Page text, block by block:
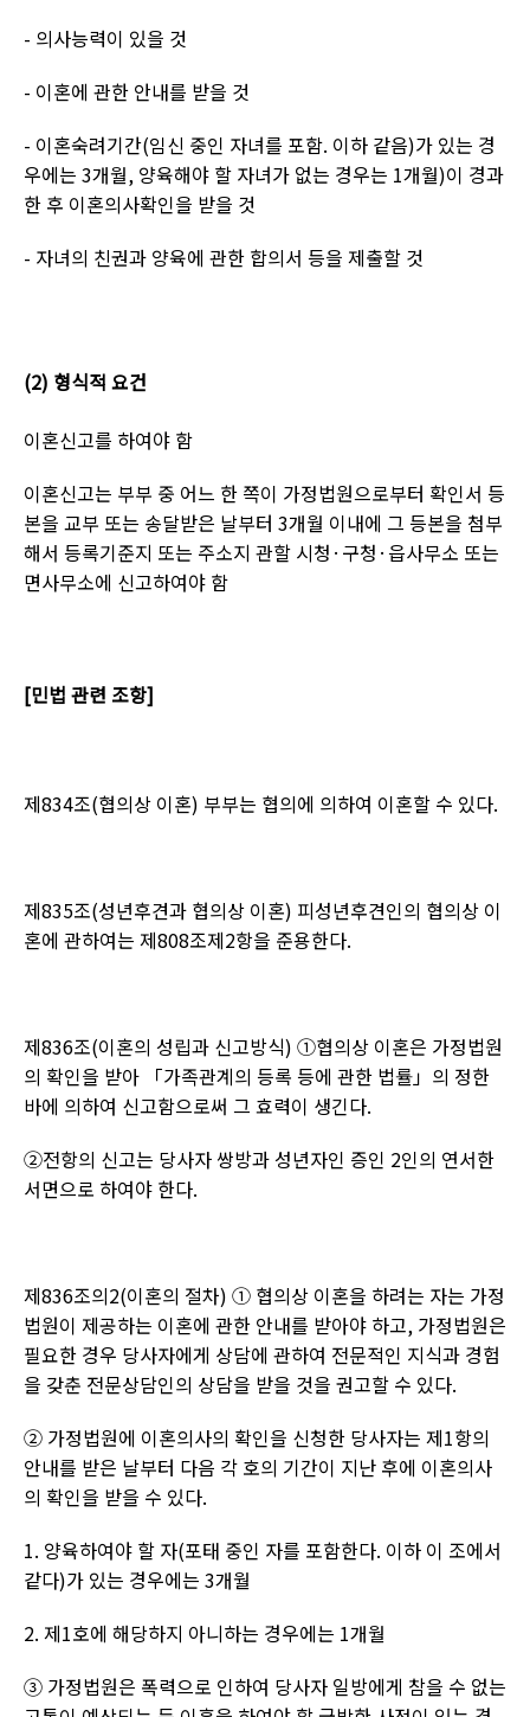
- 의사능력이 있을 것
- 이혼에 관한 안내를 받을 것
- 이혼숙려기간(임신 중인 자녀를 포함. 이하 같음)가 있는 경
우에는 3개월, 양육해야 할 자녀가 없는 경우는 1개월)이 경과
한 후 이혼의사확인을 받을 것
- 자녀의 친권과 양육에 관한 합의서 등을 제출할 것
(2) 형식적 요건
이혼신고를 하여야 함
이혼신고는 부부 중 어느 한 쪽이 가정법원으로부터 확인서 등
본을 교부 또는 송달받은 날부터 3개월 이내에 그 등본을 첨부
해서 등록기준지 또는 주소지 관할 시청 · 구청 · 읍사무소 또는
면사무소에 신고하여야 함
[민법 관련 조항]
제834조(협의상 이혼) 부부는 협의에 의하여 이혼할 수 있다.
제835조(성년후견과 협의상 이혼) 피성년후견인의 협의상 이
혼에 관하여는 제808조제2항을 준용한다.
제836조(이혼의 성립과 신고방식) ①협의상 이혼은 가정법원
의 확인을 받아 「가족관계의 등록 등에 관한 법률」의 정한
바에 의하여 신고함으로써 그 효력이 생긴다.
②전항의 신고는 당사자 쌍방과 성년자인 증인 2인의 연서한
서면으로 하여야 한다.
제836조의2(이혼의 절차) ① 협의상 이혼을 하려는 자는 가정
법원이 제공하는 이혼에 관한 안내를 받아야 하고, 가정법원은
필요한 경우 당사자에게 상담에 관하여 전문적인 지식과 경험
을 갖춘 전문상담인의 상담을 받을 것을 권고할 수 있다.
② 가정법원에 이혼의사의 확인을 신청한 당사자는 제1항의
안내를 받은 날부터 다음 각 호의 기간이 지난 후에 이혼의사
의 확인을 받을 수 있다.
1. 양육하여야 할 자(포태 중인 자를 포함한다. 이하 이 조에서
같다)가 있는 경우에는 3개월
2. 제1호에 해당하지 아니하는 경우에는 1개월
③ 가정법원은 폭력으로 인하여 당사자 일방에게 참을 수 없는